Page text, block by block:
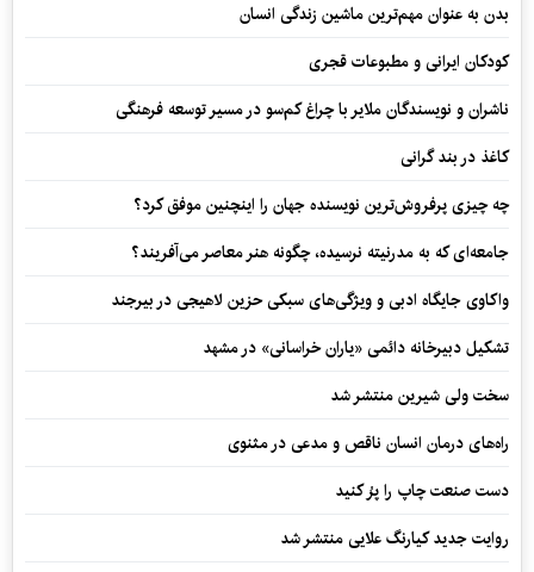
بدن به عنوان مهم‌ترین ماشین زندگی انسان
کودکان ایرانی و مطبوعات قجری
ناشران و نویسندگان ملایر با چراغ کم‌سو در مسیر توسعه فرهنگی
کاغذ در بند گرانی
چه چیزی پرفروش‌ترین نویسنده جهان را اینچنین موفق کرد؟
جامعه‌ای که به مدرنیته نرسیده، چگونه هنر معاصر می‌آفریند؟
واکاوی جایگاه ادبی و ویژگی‌های سبکی حزین لاهیجی در بیرجند
تشکیل دبیرخانه دائمی «یاران خراسانی» در مشهد
سخت ولی شیرین منتشر شد
راه‌های درمان انسان ناقص و مدعی در مثنوی
دست صنعت چاپ را پرُ کنید
روایت جدید کیارنگ علایی منتشر شد